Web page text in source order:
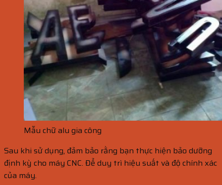
Mẫu chữ alu gia công
Sau khi sử dụng, đảm bảo rằng bạn thực hiện bảo dưỡng
định kỳ cho máy CNC. Để duy trì hiệu suất và độ chính xác
của máy.